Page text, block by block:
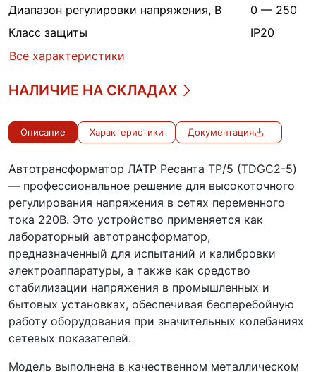
Диапазон регулировки напряжения, В
0 — 250
Класс защиты
IP20
Все характеристики
НАЛИЧИЕ НА СКЛАДАХ
Описание Характеристики Документация
Автотрансформатор ЛАТР Ресанта ТР/5 (TDGC2-5)
— профессиональное решение для высокоточного
регулирования напряжения в сетях переменного
тока 220В. Это устройство применяется как
лабораторный автотрансформатор,
предназначенный для испытаний и калибровки
электроаппаратуры, а также как средство
стабилизации напряжения в промышленных и
бытовых установках, обеспечивая бесперебойную
работу оборудования при значительных колебаниях
сетевых показателей.
Модель выполнена в качественном металлическом